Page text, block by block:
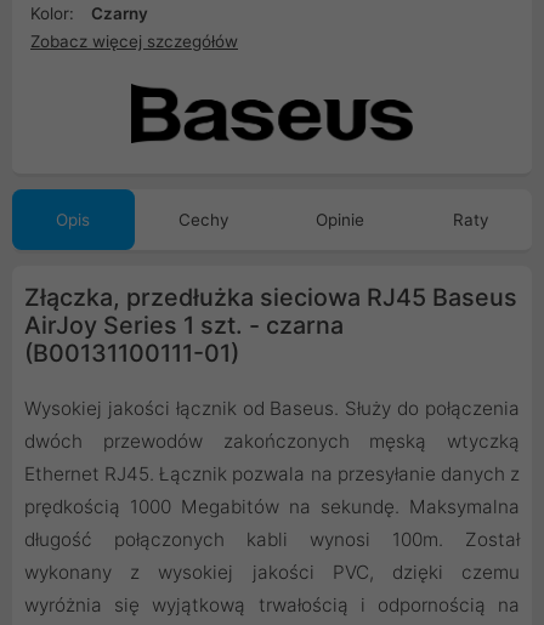
Kolor:
Czarny
Zobacz więcej szczegółów
Opis Cechy Opinie Raty
Złączka, przedłużka sieciowa RJ45 Baseus
AirJoy Series 1 szt. - czarna
(B00131100111-01)
Wysokiej jakości łącznik od Baseus. Służy do połączenia
dwóch przewodów zakończonych męską wtyczką
Ethernet RJ45. Łącznik pozwala na przesyłanie danych z
prędkością 1000 Megabitów na sekundę. Maksymalna
długość połączonych kabli wynosi 100m. Został
wykonany z wysokiej jakości PVC, dzięki czemu
wyróżnia się wyjątkową trwałością i odpornością na